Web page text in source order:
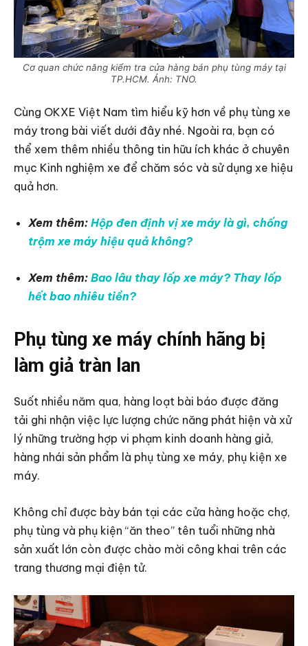
Cơ quan chức năng kiểm tra cửa hàng bán phụ tùng máy tại
TP.HCM. Ảnh: TNO.
Cùng OKXE Việt Nam tìm hiểu kỹ hơn về phụ tùng xe
máy trong bài viết dưới đây nhé. Ngoài ra, bạn có
thể xem thêm nhiều thông tin hữu ích khác ở chuyên
mục Kinh nghiệm xe để chăm sóc và sử dụng xe hiệu
quả hơn.
Xem thêm: Hộp đen định vị xe máy là gì, chống
trộm xe máy hiệu quả không?
Xem thêm: Bao lâu thay lốp xe máy? Thay lốp
hết bao nhiêu tiền?
Phụ tùng xe máy chính hãng bị
làm giả tràn lan
Suốt nhiều năm qua, hàng loạt bài báo được đăng
tải ghi nhận việc lực lượng chức năng phát hiện và xử
lý những trường hợp vi phạm kinh doanh hàng giả,
hàng nhái sản phẩm là phụ tùng xe máy, phụ kiện xe
máy.
Không chỉ được bày bán tại các cửa hàng hoặc chợ,
phụ tùng và phụ kiện “ăn theo” tên tuổi những nhà
sản xuất lớn còn được chào mời công khai trên các
trang thương mại điện tử.